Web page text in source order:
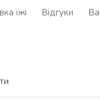
їжі Відгуки